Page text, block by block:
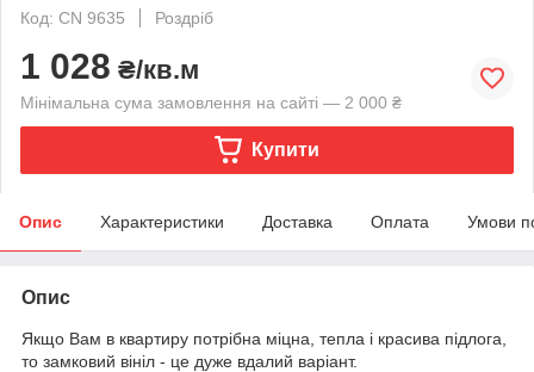
Код: CN 9635
Роздріб
1 028 ₴/кв.м
Мінімальна сума замовлення на сайті — 2 000 ₴
Купити
Опис Характеристики Доставка Оплата Умови
Опис
Якщо Вам в квартиру потрібна міцна, тепла і красива підлога,
то замковий вініл - це дуже вдалий варіант.